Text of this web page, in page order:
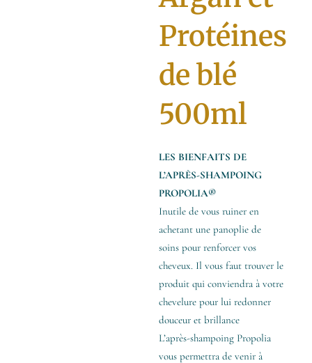
Protéines
de blé
500ml
LES BIENFAITS DE
L’APRÈS-SHAMPOING
PROPOLIA®
Inutile de vous ruiner en
achetant une panoplie de
soins pour renforcer vos
cheveux. Il vous faut trouver le
produit qui conviendra à votre
chevelure pour lui redonner
douceur et brillance
L’après-shampoing Propolia
vous permettra de venir à